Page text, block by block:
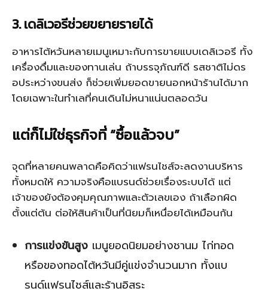
3. เดลิเวอรีช่วยขยายรายได้
อาหารไต้หวันหลายเมนูเหมาะกับการขายแบบเดลิเวอรี ทั้ง
เครื่องดื่มและของทานเล่น ถ้าบรรจุภัณฑ์ดี รสชาติไม่ดร
อประหว่างขนส่ง ก็ช่วยเพิ่มยอดขายนอกหน้าร้านได้มาก
โดยเฉพาะในทำเลที่คนเดินไม่หนาแน่นตลอดวัน
แต่ก็ไม่ใช่ธุรกิจที่ “ซื้อแล้วจบ”
จุดที่หลายคนพลาดคือคิดว่าแฟรนไชส์จะลดงานบริหาร
ทั้งหมดให้ ความจริงคือแบรนด์ช่วยเรื่องระบบได้ แต่
เจ้าของยังต้องคุมคุณภาพและตัวเลขเอง ถ้าเลือกผิด
ตั้งแต่ต้น ต่อให้สินค้าเป็นที่นิยมก็เหนื่อยได้เหมือนกัน
การแข่งขันสูง เมนูยอดนิยมอย่างชานม ไก่ทอด
หรือของทอดไต้หวันมีคู่แข่งจำนวนมาก ทั้งแบ
รนด์แฟรนไชส์และร้านอิสระ